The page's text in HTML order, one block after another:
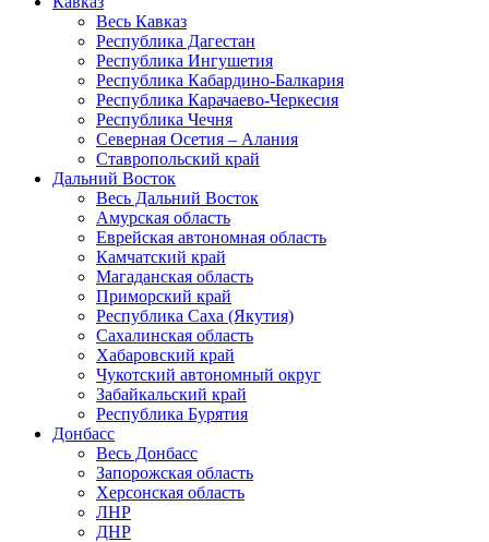
Весь Кавказ
Республика Дагестан
Республика Ингушетия
Республика Кабардино-Балкария
Республика Карачаево-Черкесия
Республика Чечня
Северная Осетия – Алания
Ставропольский край
Дальний Восток
Весь Дальний Восток
Амурская область
Еврейская автономная область
Камчатский край
Магаданская область
Приморский край
Республика Саха (Якутия)
Сахалинская область
Хабаровский край
Чукотский автономный округ
Забайкальский край
Республика Бурятия
Донбасс
Весь Донбасс
Запорожская область
Херсонская область
ЛНР
ДНР